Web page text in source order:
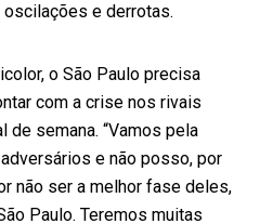
e derrotas.
o São Paulo precisa
com a crise nos rivais
de semana. “Vamos pela
e não posso, por
não ser a melhor fase deles,
Paulo. Teremos muitas